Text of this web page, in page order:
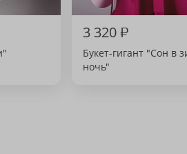
3 320₽
Букет-гигант "Сон в
ночь"